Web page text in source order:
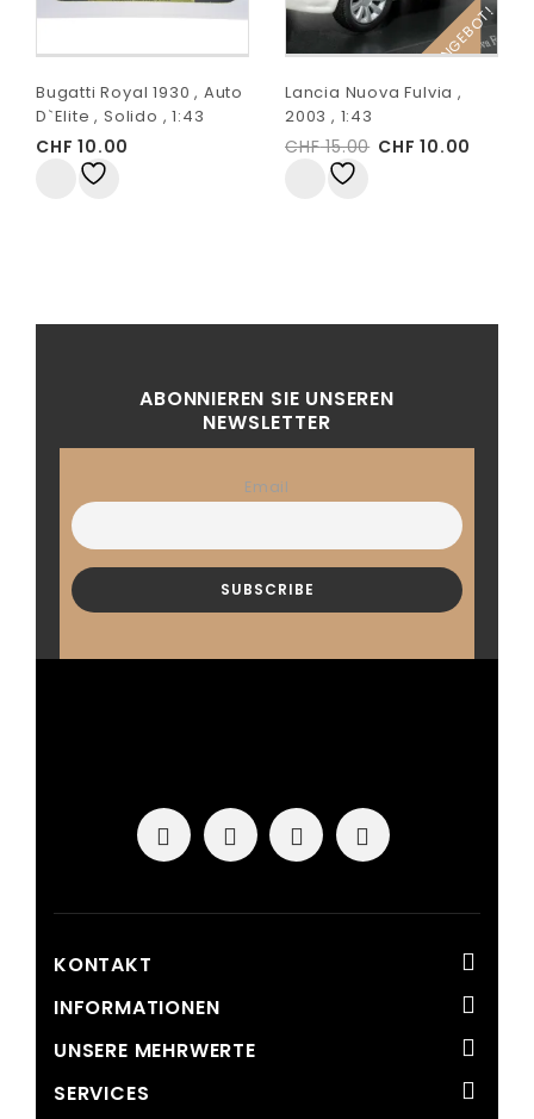
Bugatti Royal 1930 , Auto
D`Elite , Solido , 1:43
CHF 10.00
ANGEBOT!
Lancia Nuova Fulvia ,
2003 , 1:43
CHF15.00 CHF 10.00
ABONNIEREN SIE UNSEREN
NEWSLETTER
Email
KONTAKT
INFORMATIONEN
UNSERE MEHRWERTE
SERVICES